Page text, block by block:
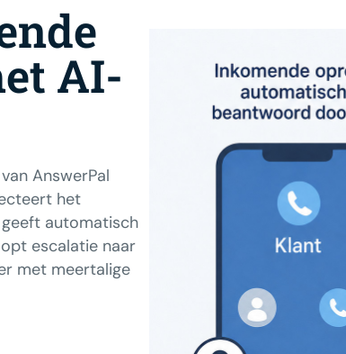
AI-
AnswerPal
het
automatisch
escalatie naar
met meertalige